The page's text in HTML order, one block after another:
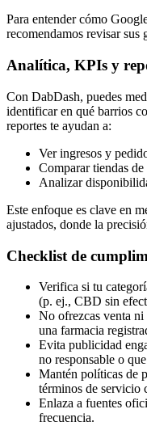
Para entender cómo
recomendamos revisar sus
Analítica, KPIs y
Con DabDash, puedes
identificar en qué barrios
reportes te ayudan a:
Ver ingresos y
Comparar tiendas
Analizar
Este enfoque es clave en
ajustados, donde la
Checklist de
Verifica si tu
(p. ej., CBD sin
No ofrezcas venta
una farmacia
Evita publicidad
no responsable o
Mantén políticas de
términos de servicio
Enlaza a fuentes
frecuencia.